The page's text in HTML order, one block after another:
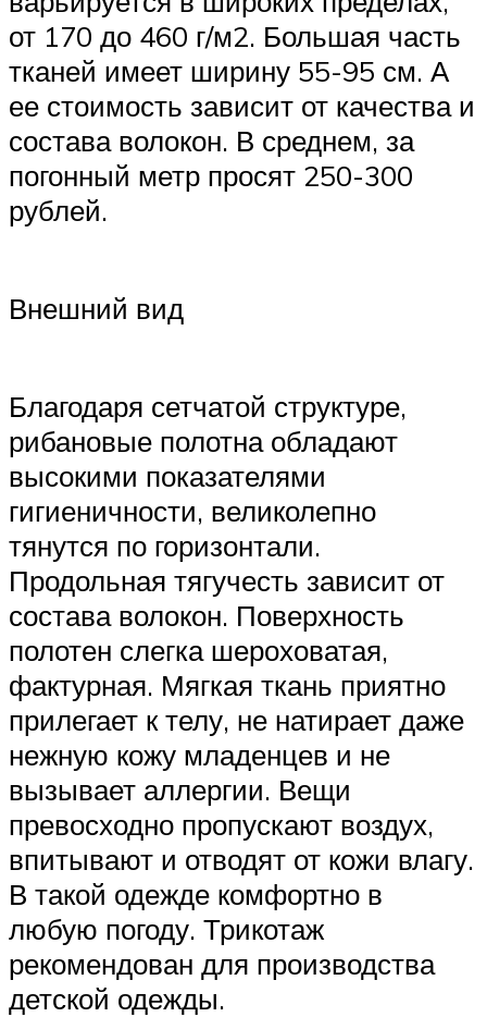
от 170 до 460 г/м2. Большая часть
тканей имеет ширину 55-95 см. А
ее стоимость зависит от качества и
состава волокон. В среднем, за
погонный метр просят 250-300
рублей.
Внешний вид
Благодаря сетчатой структуре,
рибановые полотна обладают
высокими показателями
гигиеничности, великолепно
тянутся по горизонтали.
Продольная тягучесть зависит от
состава волокон. Поверхность
полотен слегка шероховатая,
фактурная. Мягкая ткань приятно
прилегает к телу, не натирает даже
нежную кожу младенцев и не
вызывает аллергии. Вещи
превосходно пропускают воздух,
впитывают и отводят от кожи влагу.
В такой одежде комфортно в
любую погоду. Трикотаж
рекомендован для производства
детской одежды.